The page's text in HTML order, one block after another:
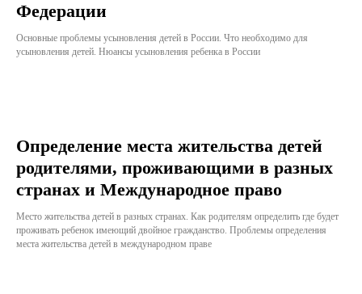
Федерации
Основные проблемы усыновления детей в России. Что необходимо для
усыновления детей. Нюансы усыновления ребенка в России
Определение места жительства детей
родителями, проживающими в разных
странах и Международное право
Место жительства детей в разных странах. Как родителям определить где будет
проживать ребенок имеющий двойное гражданство. Проблемы определения
места жительства детей в международном праве